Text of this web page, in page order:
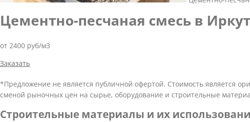
Цементно-пеcчаная смесь в
от 2400 руб/м3
Заказать
*Предложение не является публичной офертой. Стоимость является
сменой рыночных цен на сырье, оборудование и строительные
Строительные материалы и их